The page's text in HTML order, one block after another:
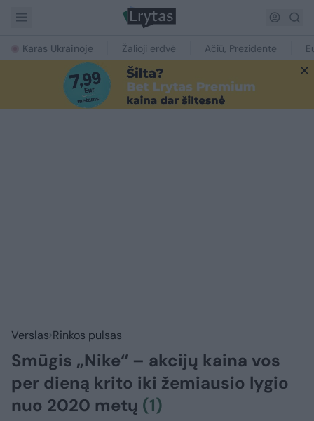
Karas Ukrainoje Žalioji erdvė Ačiū, Prezidente
Verslas Rinkos pulsas
Smūgis „Nike“ – akcijų kaina vos
per dieną krito iki žemiausio lygio
nuo 2020 metų (1)